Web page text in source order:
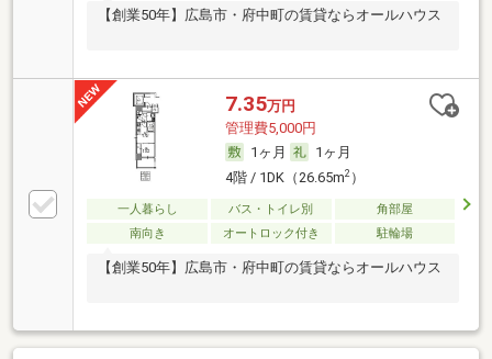
【創業50年】広島市・府中町の賃貸ならオールハウス
7.35万円
管理費5,000円
1ヶ月
1ヶ月
4階 / 1DK（26.65m2）
一人暮らし バス・トイレ別
角部屋
南向き
オートロック付き 駐輪場
【創業50年】広島市・府中町の賃貸ならオールハウス